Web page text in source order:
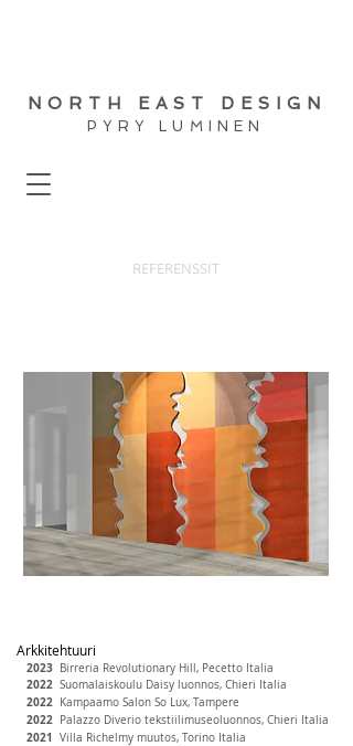
NORTH EAST DESIGN
PYRY LUMINEN
REFERENSSIT
Arkkitehtuuri
2023 Birreria Revolutionary Hill, Pecetto Italia
2022 Suomalaiskoulu Daisy luonnos, Chieri Italia
2022 Kampaamo Salon So Lux, Tampere
2022 Palazzo Diverio tekstiilimuseoluonnos, Chieri Italia
2021 Villa Richelmy muutos, Torino Italia